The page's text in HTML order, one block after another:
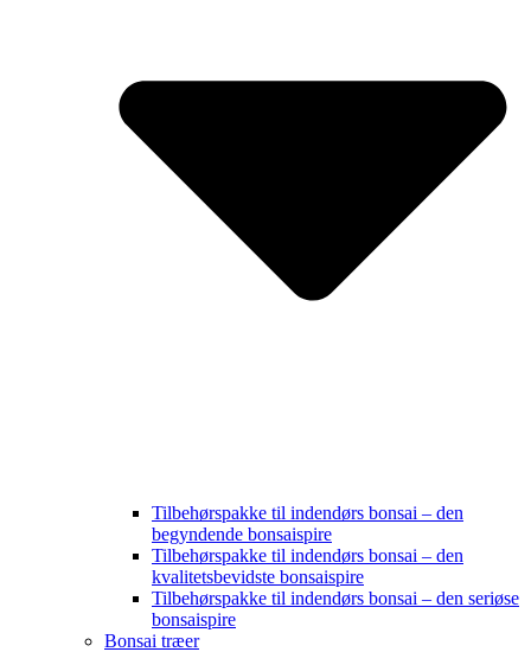
Tilbehørspakke til indendørs bonsai – den
begyndende bonsaispire
Tilbehørspakke til indendørs bonsai – den
kvalitetsbevidste bonsaispire
Tilbehørspakke til indendørs bonsai – den seriøse
bonsaispire
Bonsai træer